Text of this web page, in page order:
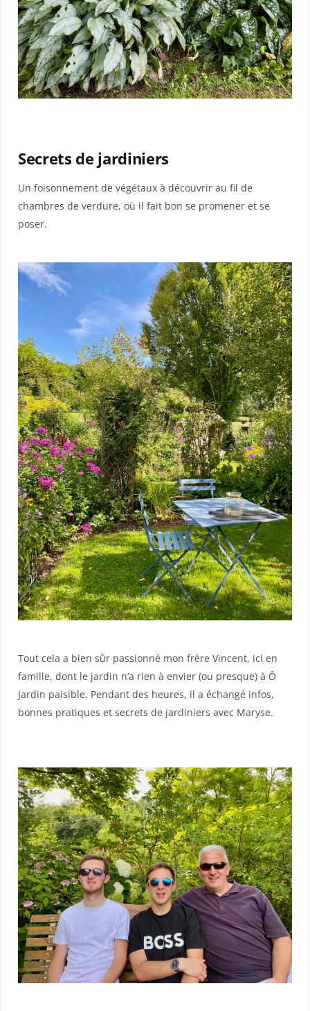
Secrets de jardiniers
Un foisonnement de végétaux à découvrir au fil de
chambres de verdure, où il fait bon se promener et se
poser.
Tout cela a bien sûr passionné mon frère Vincent, ici en
famille, dont le jardin n’a rien à envier (ou presque) à Ô
Jardin paisible. Pendant des heures, il a échangé infos,
bonnes pratiques et secrets de jardiniers avec Maryse.